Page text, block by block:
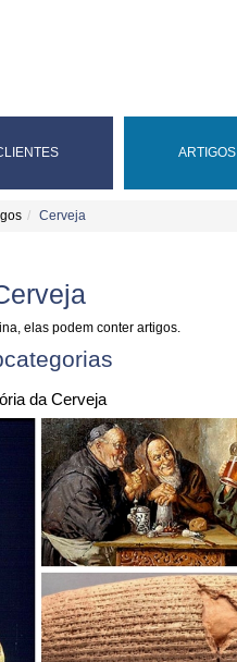
ARTIGOS
Cerveja
elas podem conter artigos.
da Cerveja